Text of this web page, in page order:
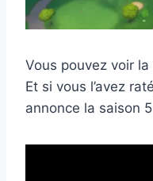
Vous pouvez voir
Et si vous l’avez
annonce la saison